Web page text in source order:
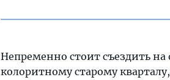
Непременно стоит съездить
колоритному старому